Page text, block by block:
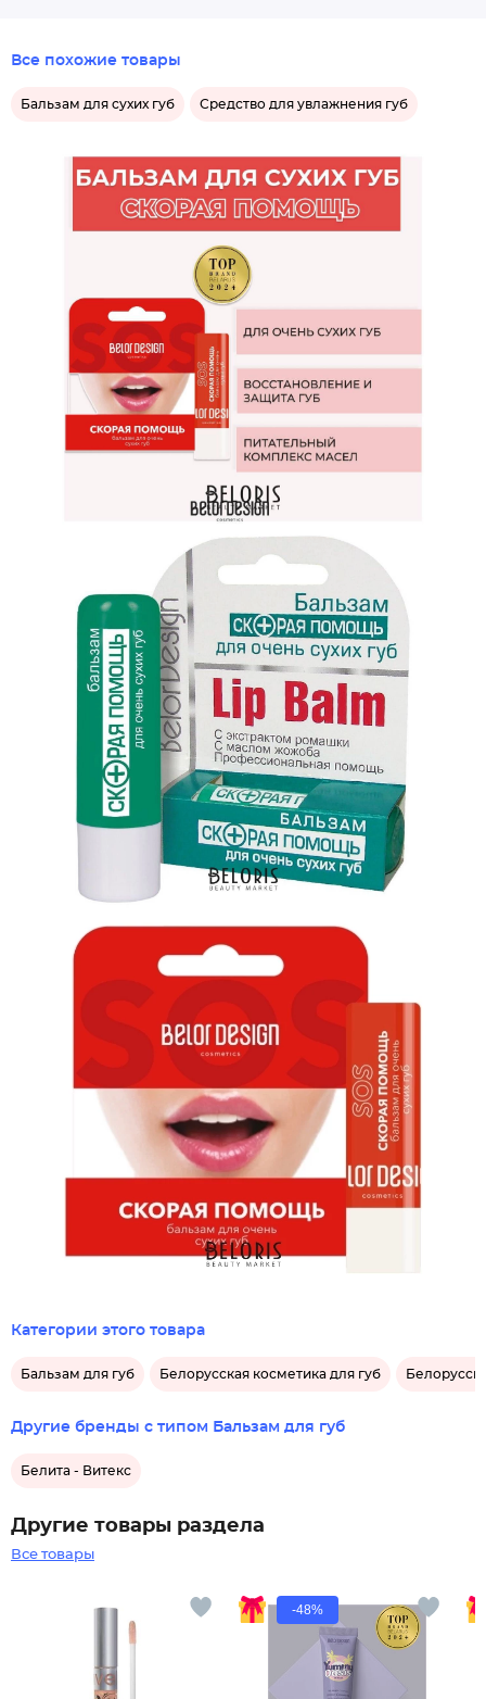
Все похожие товары
Бальзам для сухих губ Средство для увлажнения губ
Категории этого товара
Бальзам для губ Белорусская косметика для губ
Другие бренды с типом Бальзам для губ
Белита - Витекс
Другие товары раздела
Все товары
-48%